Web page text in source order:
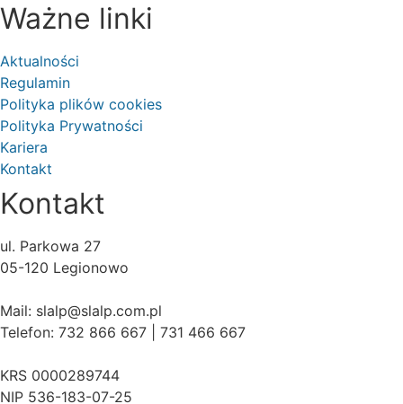
Ważne linki
Aktualności
Regulamin
Polityka plików cookies
Polityka Prywatności
Kariera
Kontakt
Kontakt
ul. Parkowa 27
05-120 Legionowo
Mail: slalp@slalp.com.pl
Telefon: 732 866 667 | 731 466 667
KRS 0000289744
NIP 536-183-07-25